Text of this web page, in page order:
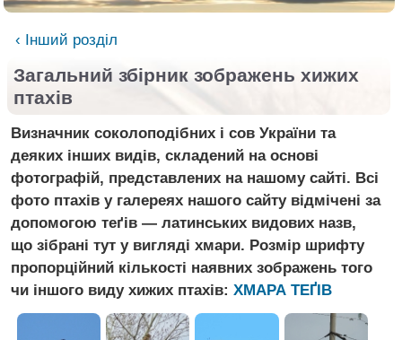
‹ Інший розділ
Загальний збірник зображень хижих
птахів
Визначник соколоподібних і сов України та
деяких інших видів, складений на основі
фотографій, представлених на нашому сайті. Всі
фото птахів у галереях нашого сайту відмічені за
допомогою теґів — латинських видових назв,
що зібрані тут у вигляді хмари. Розмір шрифту
пропорційний кількості наявних зображень того
чи іншого виду хижих птахів: ХМАРА ТЕҐIВ